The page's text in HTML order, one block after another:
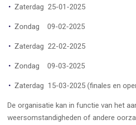
Zaterdag 25-01-2025
Zondag 09-02-2025
Zaterdag 22-02-2025
Zondag 09-03-2025
Zaterdag 15-03-2025 (finales en
De organisatie kan in functie van het
weersomstandigheden of andere